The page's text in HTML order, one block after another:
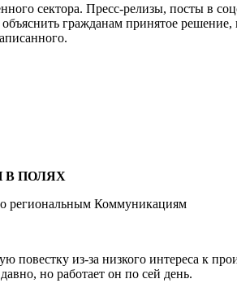
сектора. Пресс-релизы, посты в
гражданам принятое
В ПОЛЯХ
региональным Коммуникациям
из‑за низкого интереса к
но работает он по сей день.